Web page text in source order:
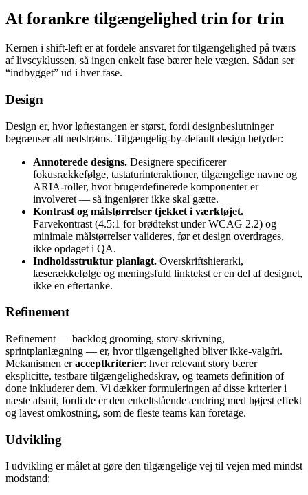
At forankre tilgængelighed trin for trin
Kernen i shift-left er at fordele ansvaret for tilgængelighed på tværs
af livscyklussen, så ingen enkelt fase bærer hele vægten. Sådan ser
“indbygget” ud i hver fase.
Design
Design er, hvor løftestangen er størst, fordi designbeslutninger
begrænser alt nedstrøms. Tilgængelig-by-default design betyder:
Annoterede designs. Designere specificerer
fokusrækkefølge, tastaturinteraktioner, tilgængelige navne og
ARIA-roller, hvor brugerdefinerede komponenter er
involveret — så ingeniører ikke skal gætte.
Kontrast og målstørrelser tjekket i værktøjet.
Farvekontrast (4.5:1 for brødtekst under WCAG 2.2) og
minimale målstørrelser valideres, før et design overdrages,
ikke opdaget i QA.
Indholdsstruktur planlagt. Overskriftshierarki,
læserækkefølge og meningsfuld linktekst er en del af designet,
ikke en eftertanke.
Refinement
Refinement — backlog grooming, story-skrivning,
sprintplanlægning — er, hvor tilgængelighed bliver ikke-valgfri.
Mekanismen eracceptkriterier: hver relevant story bærer
eksplicitte, testbare tilgængelighedskrav, og teamets definition of
done inkluderer dem. Vi dækker formuleringen af disse kriterier i
næste afsnit, fordi de er den enkeltstående ændring med højest effekt
og lavest omkostning, som de fleste teams kan foretage.
Udvikling
I udvikling er målet at gøre den tilgængelige vej til vejen med mindst
modstand: